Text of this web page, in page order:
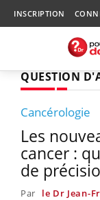
INSCRIPTION
QUESTION
Cancérologie
Les
cancer :
de
Par le Dr Jean-